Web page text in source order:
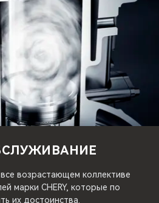
возрастающем коллективе
марки CHERY, которые по
их достоинства.